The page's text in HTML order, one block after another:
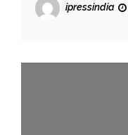
ipressindia